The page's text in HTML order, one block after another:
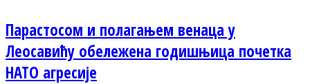
Парастосом и полагањем венаца у
Леосавићу обележена годишњица почетка
НАТО агресије